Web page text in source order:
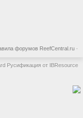
форумов ReefCentral.ru ·
Русификация от IBResource